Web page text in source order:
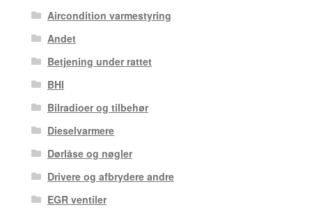
Aircondition varmestyring
Andet
Betjening under rattet
BHI
Bilradioer og tilbehør
Dieselvarmere
Dørlåse og nøgler
Drivere og afbrydere andre
EGR ventiler